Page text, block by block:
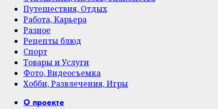
Путешествия, Отдых
Работа, Карьера
Разное
Рецепты блюд
Спорт
Товары и Услуги
Фото, Видеосъемка
Хобби, Развлечения, Игры
PrimaryО проекте